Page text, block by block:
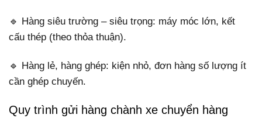
🔹 Hàng siêu trường – siêu trọng: máy móc lớn, kết
cấu thép (theo thỏa thuận).
🔹 Hàng lẻ, hàng ghép: kiện nhỏ, đơn hàng số lượng ít
cần ghép chuyến.
Quy trình gửi hàng chành xe chuyển hàng